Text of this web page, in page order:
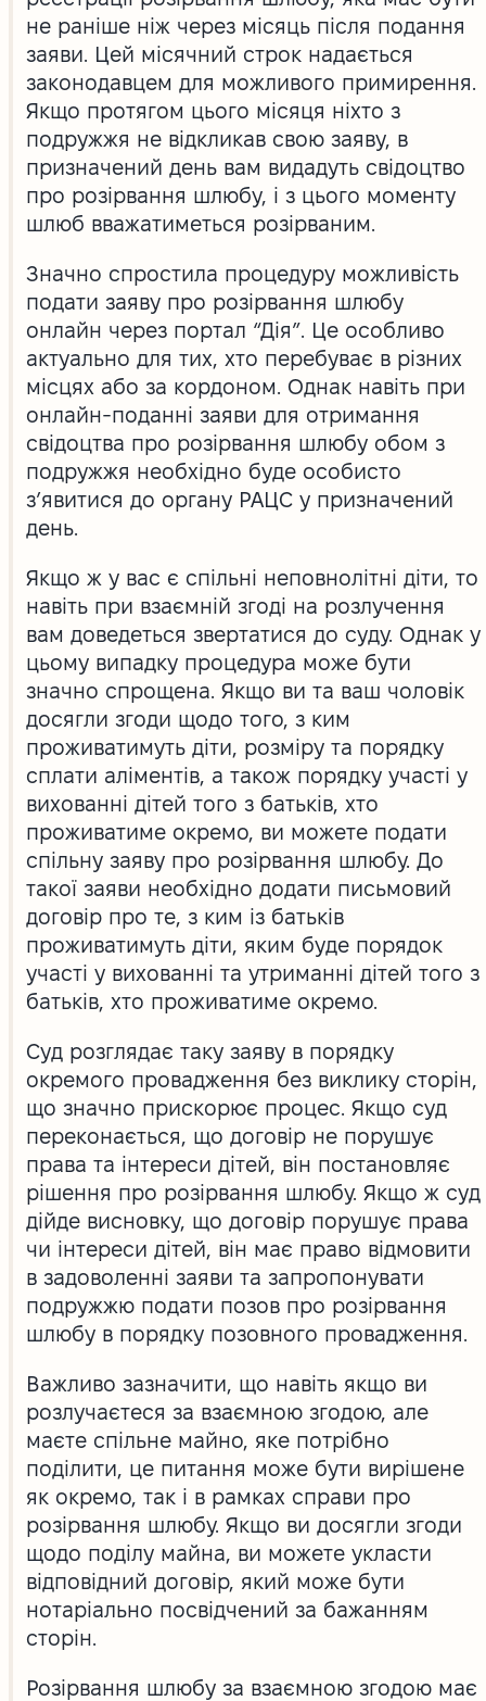
не раніше ніж через місяць після подання
заяви. Цей місячний строк надається
законодавцем для можливого примирення.
Якщо протягом цього місяця ніхто з
подружжя не відкликав свою заяву, в
призначений день вам видадуть свідоцтво
про розірвання шлюбу, і з цього моменту
шлюб вважатиметься розірваним.
Значно спростила процедуру можливість
подати заяву про розірвання шлюбу
онлайн через портал “Дія”. Це особливо
актуально для тих, хто перебуває в різних
місцях або за кордоном. Однак навіть при
онлайн-поданні заяви для отримання
свідоцтва про розірвання шлюбу обом з
подружжя необхідно буде особисто
з’явитися до органу РАЦС у призначений
день.
Якщо ж у вас є спільні неповнолітні діти, то
навіть при взаємній згоді на розлучення
вам доведеться звертатися до суду. Однак у
цьому випадку процедура може бути
значно спрощена. Якщо ви та ваш чоловік
досягли згоди щодо того, з ким
проживатимуть діти, розміру та порядку
сплати аліментів, а також порядку участі у
вихованні дітей того з батьків, хто
проживатиме окремо, ви можете подати
спільну заяву про розірвання шлюбу. До
такої заяви необхідно додати письмовий
договір про те, з ким із батьків
проживатимуть діти, яким буде порядок
участі у вихованні та утриманні дітей того з
батьків, хто проживатиме окремо.
Суд розглядає таку заяву в порядку
окремого провадження без виклику сторін,
що значно прискорює процес. Якщо суд
переконається, що договір не порушує
права та інтереси дітей, він постановляє
рішення про розірвання шлюбу. Якщо ж суд
дійде висновку, що договір порушує права
чи інтереси дітей, він має право відмовити
в задоволенні заяви та запропонувати
подружжю подати позов про розірвання
шлюбу в порядку позовного провадження.
Важливо зазначити, що навіть якщо ви
розлучаєтеся за взаємною згодою, але
маєте спільне майно, яке потрібно
поділити, це питання може бути вирішене
як окремо, так і в рамках справи про
розірвання шлюбу. Якщо ви досягли згоди
щодо поділу майна, ви можете укласти
відповідний договір, який може бути
нотаріально посвідчений за бажанням
сторін.
Розірвання шлюбу за взаємною згодою має